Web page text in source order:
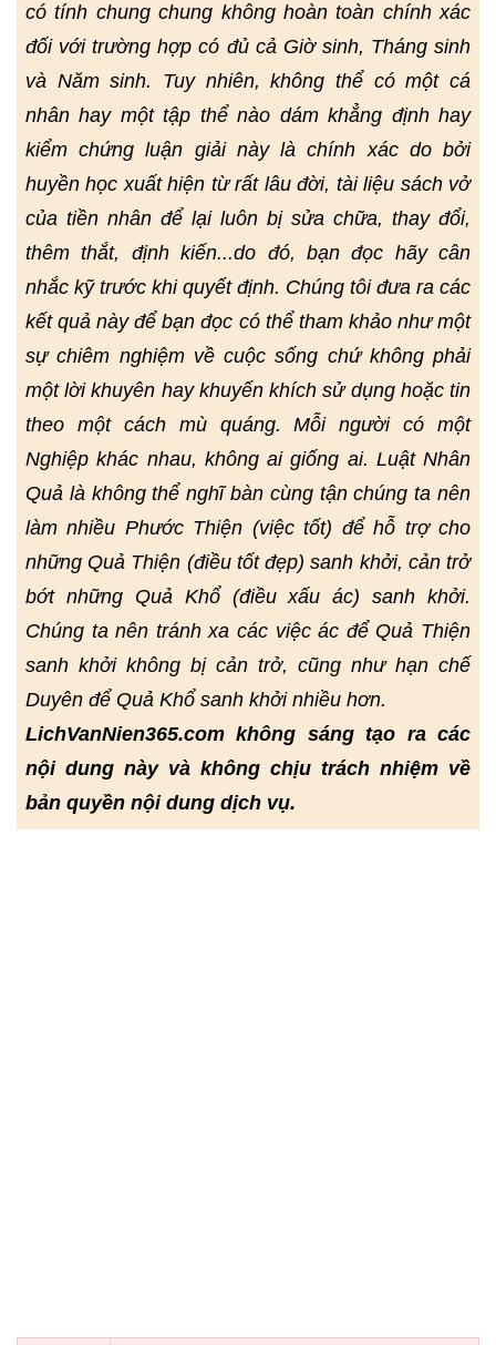
có tính chung chung không hoàn toàn chính xác
đối với trường hợp có đủ cả Giờ sinh, Tháng sinh
và Năm sinh. Tuy nhiên, không thể có một cá
nhân hay một tập thể nào dám khẳng định hay
kiểm chứng luận giải này là chính xác do bởi
huyền học xuất hiện từ rất lâu đời, tài liệu sách vở
của tiền nhân để lại luôn bị sửa chữa, thay đổi,
thêm thắt, định kiến...do đó, bạn đọc hãy cân
nhắc kỹ trước khi quyết định. Chúng tôi đưa ra các
kết quả này để bạn đọc có thể tham khảo như một
sự chiêm nghiệm về cuộc sống chứ không phải
một lời khuyên hay khuyến khích sử dụng hoặc tin
theo một cách mù quáng. Mỗi người có một
Nghiệp khác nhau, không ai giống ai. Luật Nhân
Quả là không thể nghĩ bàn cùng tận chúng ta nên
làm nhiều Phước Thiện (việc tốt) để hỗ trợ cho
những Quả Thiện (điều tốt đẹp) sanh khởi, cản trở
bớt những Quả Khổ (điều xấu ác) sanh khởi.
Chúng ta nên tránh xa các việc ác để Quả Thiện
sanh khởi không bị cản trở, cũng như hạn chế
Duyên để Quả Khổ sanh khởi nhiều hơn.
LichVanNien365.com không sáng tạo ra các
nội dung này và không chịu trách nhiệm về
bản quyền nội dung dịch vụ.